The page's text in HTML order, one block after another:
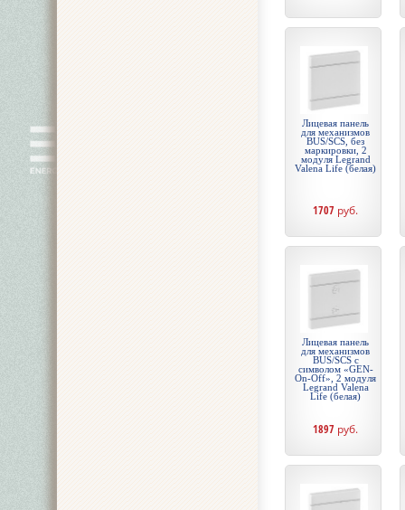
Лицевая панель
для механизмов
BUS/SCS, без
маркировки, 2
модуля Legrand
Valena Life (белая)
1707 руб.
Лицевая панель
для механизмов
BUS/SCS с
символом «GEN-
On-Off», 2 модуля
Legrand Valena
Life (белая)
1897 руб.